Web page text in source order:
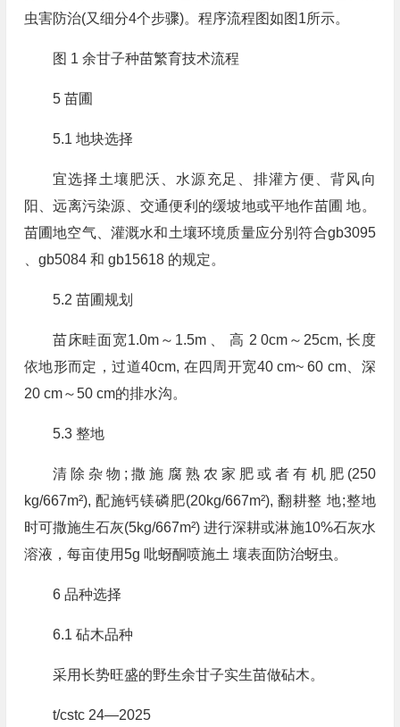
虫害防治(又细分4个步骤)。程序流程图如图1所示。
图 1 余甘子种苗繁育技术流程
5 苗圃
5.1 地块选择
宜选择土壤肥沃、水源充足、排灌方便、背风向
阳、远离污染源、交通便利的缓坡地或平地作苗圃 地。
苗圃地空气、灌溉水和土壤环境质量应分别符合gb3095
、gb5084 和 gb15618 的规定。
5.2 苗圃规划
苗床畦面宽1.0m～1.5m 、 高 2 0cm～25cm, 长度
依地形而定，过道40cm, 在四周开宽40 cm~ 60 cm、深
20 cm～50 cm的排水沟。
5.3 整地
清除杂物;撒施腐熟农家肥或者有机肥(250
kg/667m²), 配施钙镁磷肥(20kg/667m²), 翻耕整 地;整地
时可撒施生石灰(5kg/667m²) 进行深耕或淋施10%石灰水
溶液，每亩使用5g 吡蚜酮喷施土 壤表面防治蚜虫。
6 品种选择
6.1 砧木品种
采用长势旺盛的野生余甘子实生苗做砧木。
t/cstc 24—2025